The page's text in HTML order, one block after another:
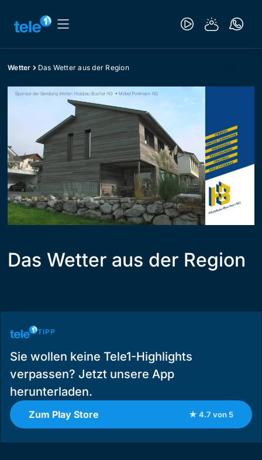
Wetter Das Wetter aus der Region
Das Wetter aus der Region
TIPP
Sie wollen keine Tele1-Highlights
verpassen? Jetzt unsere App
herunterladen.
Zum Play Store ★ 4.7 von 5